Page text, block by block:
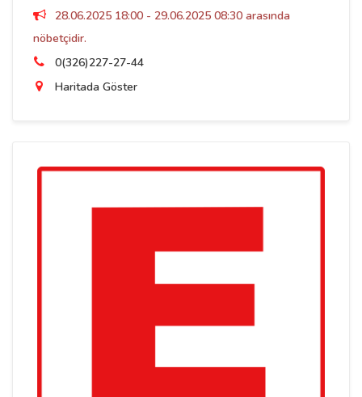
28.06.2025 18:00 - 29.06.2025 08:30 arasında
nöbetçidir.
0(326)227-27-44
Haritada Göster